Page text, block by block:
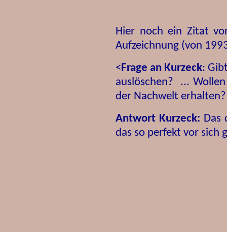
Hier noch ein Zitat
Aufzeichnung (von
<Frage an Kurzeck:
auslöschen? ...
der Nachwelt erhalten?
Antwort Kurzeck: Das
das so perfekt vor sich